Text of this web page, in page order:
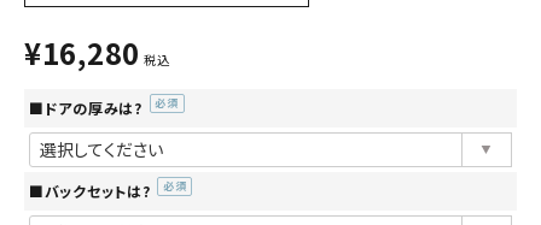
¥16,280 税込
■ドアの厚みは?
須)
■バックセットは?